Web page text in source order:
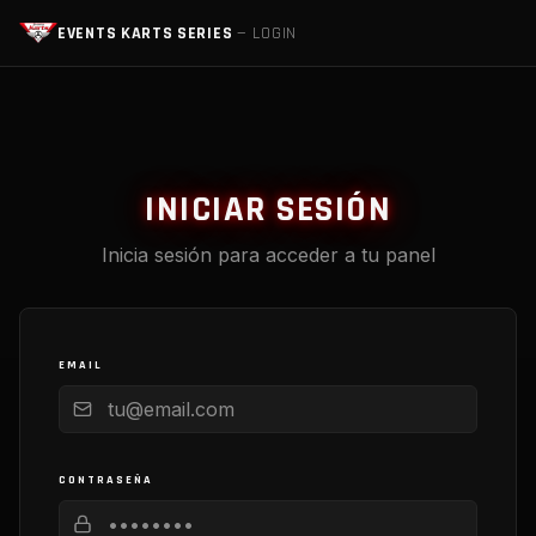
EVENTS KARTS SERIES — LOGIN
INICIAR SESIÓN
Inicia sesión para acceder a tu panel
EMAIL
CONTRASEÑA